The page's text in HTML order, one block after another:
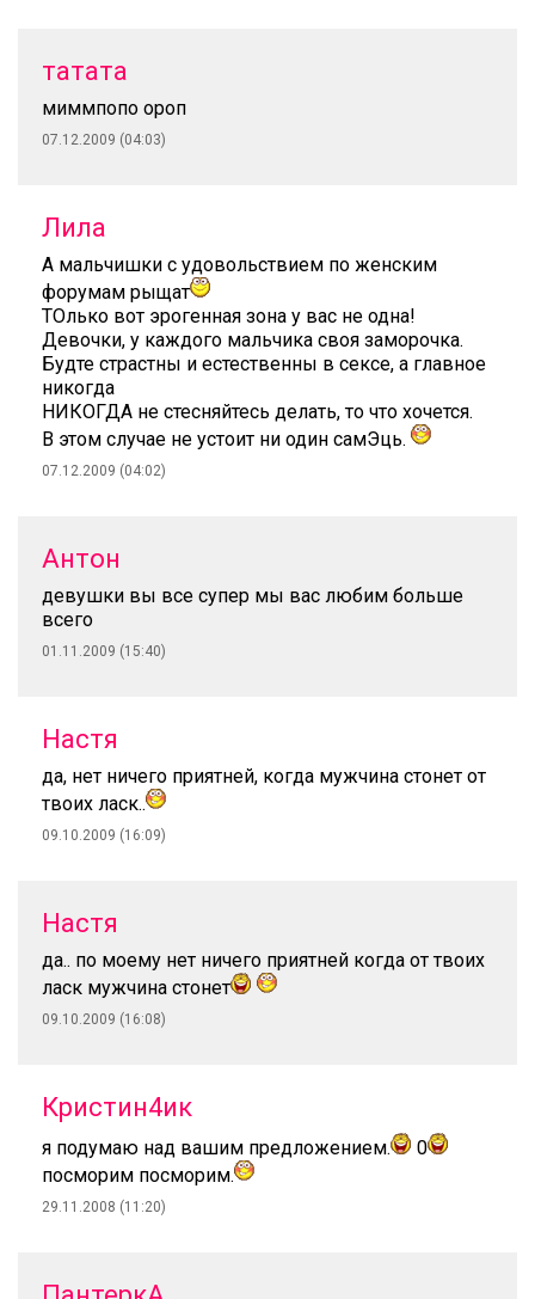
татата
миммпопо ороп
07.12.2009 (04:03)
Лила
А мальчишки с удовольствием по женским
форумам рыщат
ТОлько вот эрогенная зона у вас не одна!
Девочки, у каждого мальчика своя заморочка.
Будте страстны и естественны в сексе, а главное
никогда
НИКОГДА не стесняйтесь делать, то что хочется.
В этом случае не устоит ни один самЭць.
07.12.2009 (04:02)
Антон
девушки вы все супер мы вас любим больше
всего
01.11.2009 (15:40)
Настя
да, нет ничего приятней, когда мужчина стонет от
твоих ласк..
09.10.2009 (16:09)
Настя
да.. по моему нет ничего приятней когда от твоих
ласк мужчина стонет
09.10.2009 (16:08)
Кристин4ик
я подумаю над вашим предложением.
0
посморим посморим.
29.11.2008 (11:20)